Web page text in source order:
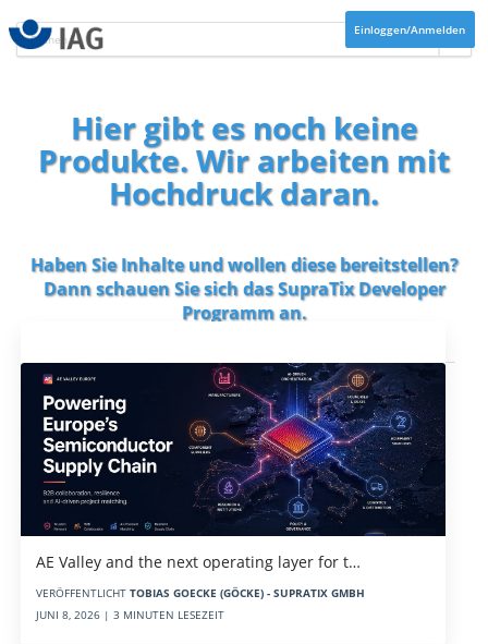
Einloggen/Anmelden
Hier gibt es noch keine
Produkte. Wir arbeiten mit
Hochdruck daran.
Haben Sie Inhalte und wollen diese bereitstellen?
Dann schauen Sie sich dasSupraTix Developer
Programman.
AE Valley and the next operating layer for t…
VERÖFFENTLICHT TOBIAS GOECKE (GÖCKE) - SUPRATIX GMBH
JUNI 8, 2026 | 3 MINUTEN LESEZEIT